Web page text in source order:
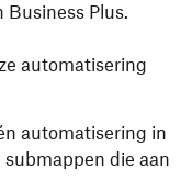
Business Plus.
automatisering
automatisering in
die aan